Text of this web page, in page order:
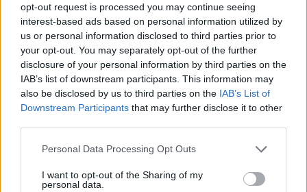
opt-out request is processed you may continue seeing
interest-based ads based on personal information utilized by
us or personal information disclosed to third parties prior to
your opt-out. You may separately opt-out of the further
disclosure of your personal information by third parties on the
IAB’s list of downstream participants. This information may
also be disclosed by us to third parties on the IAB’s List of
Downstream Participants that may further disclose it to other
Please note that this website/app uses one or more Google
not limited to your visit or usage behaviour. You may click to
grant or deny consent to Google and its third-party tags to
Personal Data Processing Opt Outs
I want to opt-out of the Sharing of my
personal data.
Δυτ. Αττική: Το χρονοδιάγραμμα
αποκατάστασης μετά τη φωτιά - Στόχος η
έναρξη των έργων πριν τις 15/9
BEST OF INTERNET